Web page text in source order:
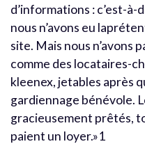
d’informations : c’est-à-
nous n’avons eu
site. Mais nous n’avons
comme des locataires-
kleenex, jetables après
gardiennage bénévole.
gracieusement prêtés,
paient un loyer.»1